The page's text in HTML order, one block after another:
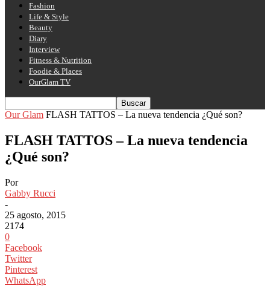
Fashion
Life & Style
Beauty
Diary
Interview
Fitness & Nutrition
Foodie & Places
OurGlam TV
Our Glam FLASH TATTOS – La nueva tendencia ¿Qué son?
FLASH TATTOS – La nueva tendencia
¿Qué son?
Por
Gabby Rucci
-
25 agosto, 2015
2174
0
Facebook
Twitter
Pinterest
WhatsApp